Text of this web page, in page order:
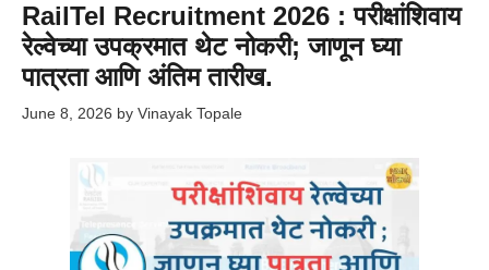
RailTel Recruitment 2026 : परीक्षांशिवाय
रेल्वेच्या उपक्रमात थेट नोकरी; जाणून घ्या
पात्रता आणि अंतिम तारीख.
June 8, 2026 by Vinayak Topale